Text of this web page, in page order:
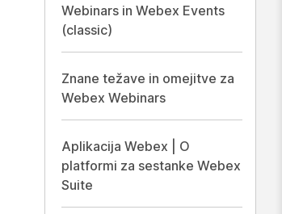
Webinars in Webex Events
(classic)
Znane težave in omejitve za
Webex Webinars
Aplikacija Webex | O
platformi za sestanke Webex
Suite